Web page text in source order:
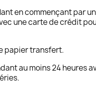
en commençant par
une carte de crédit
papier transfert.
au moins 24 heures